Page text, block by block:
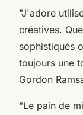
"J'adore
créatives.
sophistiqués
toujours une
Gordon
"Le pain de